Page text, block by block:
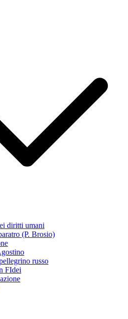
diritti umani
(P. Brosio)
russo
FIdei